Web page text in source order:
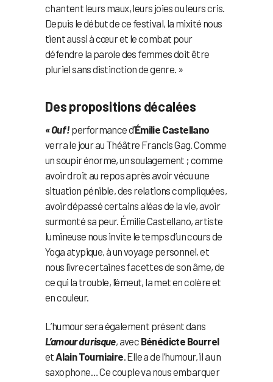
chantent leurs maux, leurs joies ou leurs cris.
Depuis le début de ce festival, la mixité nous
tient aussi à cœur et le combat pour
défendre la parole des femmes doit être
pluriel sans distinction de genre. »
Des propositions décalées
« Ouf ! performance d’Émilie Castellano
verra le jour au Théâtre Francis Gag. Comme
un soupir énorme, un soulagement ; comme
avoir droit au repos après avoir vécu une
situation pénible, des relations compliquées,
avoir dépassé certains aléas de la vie, avoir
surmonté sa peur. Émilie Castellano, artiste
lumineuse nous invite le temps d’un cours de
Yoga atypique, à un voyage personnel, et
nous livre certaines facettes de son âme, de
ce qui la trouble, l’émeut, la met en colère et
en couleur.
L’humour sera également présent dans
L’amour du risque, avec Bénédicte Bourrel
etAlain Tourniaire. Elle a de l’humour, il a un
saxophone… Ce couple va nous embarquer